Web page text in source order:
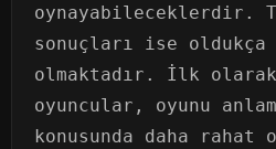
oynayabileceklerdir.
sonuçları ise oldukça
olmaktadır. İlk
oyuncular, oyunu
konusunda daha rahat